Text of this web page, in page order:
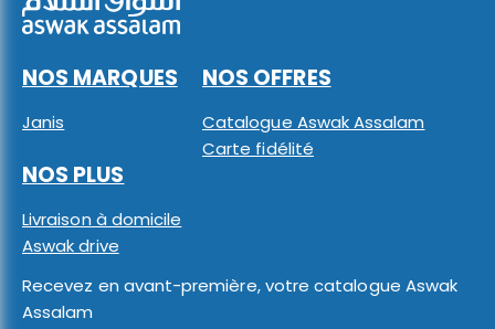
NOS MARQUES
Janis
NOS OFFRES
Catalogue Aswak Assalam
Carte fidélité
NOS PLUS
Livraison à domicile
Aswak drive
Recevez en avant-première, votre catalogue Aswak
Assalam